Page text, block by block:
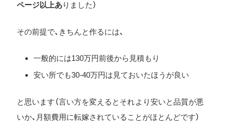
ページ以上ありました）
その前提で、きちんと作るには、
一般的には130万円前後から見積もり
安い所でも30-40万円は見ておいたほうが良い
と思います（言い方を変えるとそれより安いと品質が悪
いか、月額費用に転嫁されていることがほとんどです）